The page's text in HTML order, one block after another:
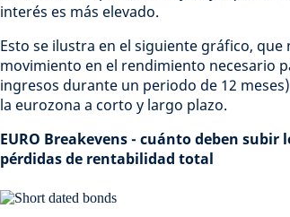
interés es más elevado.
Esto se ilustra en el siguiente gráfico,
movimiento en el rendimiento necesario
ingresos durante un periodo de 12
la eurozona a corto y largo plazo.
EURO Breakevens - cuánto deben
pérdidas de rentabilidad total